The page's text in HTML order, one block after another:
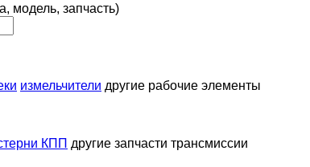
модель, запчасть)
измельчители другие рабочие элементы
КПП другие запчасти трансмиссии